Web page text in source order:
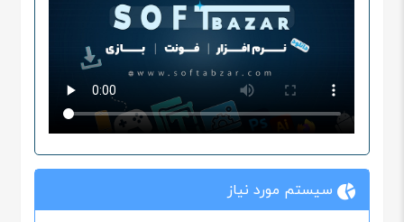
سیستم مورد نیاز